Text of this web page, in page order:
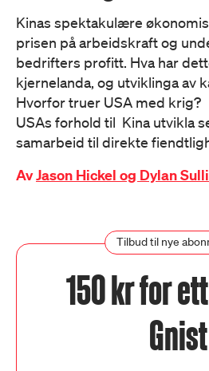
Kinas spektakulære
prisen på arbeidskraft og
bedrifters profitt. Hva har
kjernelanda, og utviklinga av
Hvorfor truer USA med krig?
USAs forhold til Kina utvikla
samarbeid til direkte
AvJason Hickel og Dylan
Tilbud til nye
150 kr for
Gnist